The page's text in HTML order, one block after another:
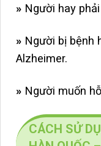
» Người hay
» Người bị bệnh
Alzheimer.
» Người muốn
CÁCH SỬ